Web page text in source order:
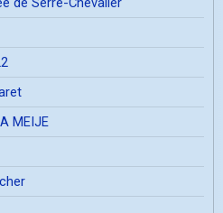
MEIJE